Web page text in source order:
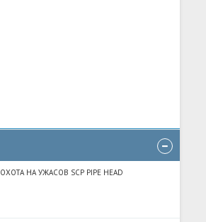
ОХОТА НА УЖАСОВ SCP PIPE HEAD